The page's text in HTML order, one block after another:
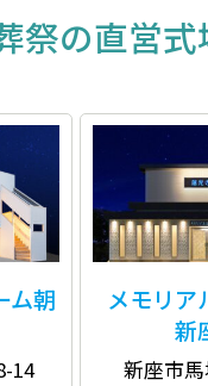
祭の直営式
ム朝
14
メモリア
新
新座市